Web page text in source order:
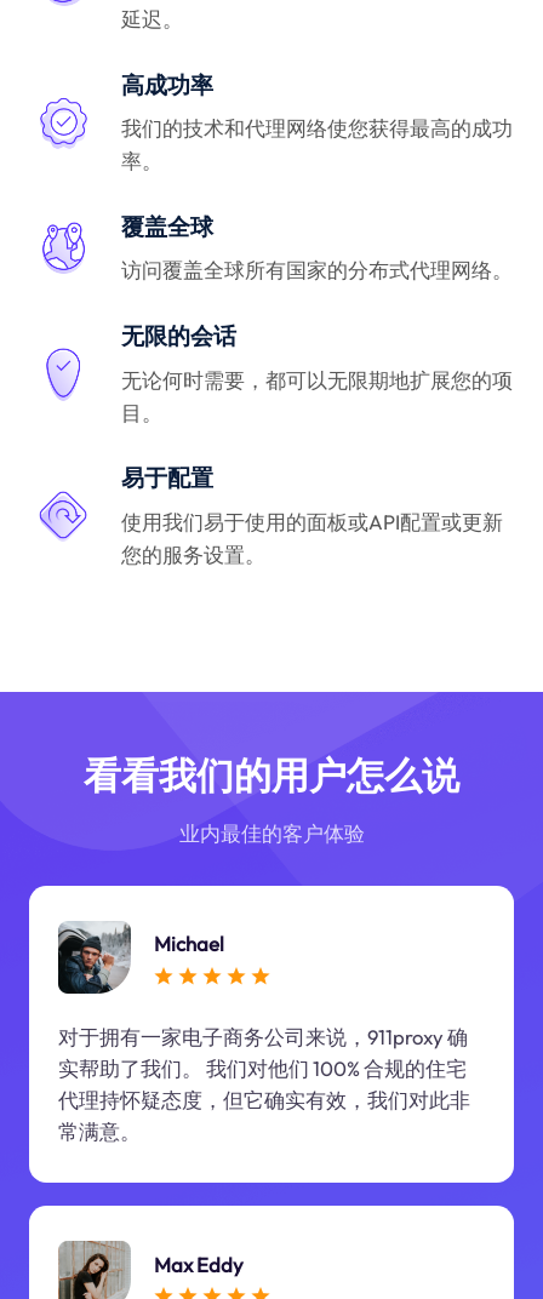
延迟。
高成功率
我们的技术和代理网络使您获得最高的成功
率。
覆盖全球
访问覆盖全球所有国家的分布式代理网络。
无限的会话
无论何时需要，都可以无限期地扩展您的项
目。
易于配置
使用我们易于使用的面板或API配置或更新
您的服务设置。
看看我们的用户怎么说
业内最佳的客户体验
Michael
对于拥有一家电子商务公司来说，911proxy 确
实帮助了我们。 我们对他们 100% 合规的住宅
代理持怀疑态度，但它确实有效，我们对此非
常满意。
Max Eddy